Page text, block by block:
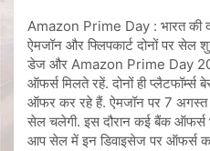
Amazon Prime Day : भारत की
ऐमजॉन और फ्लिपकार्ट दोनों पर सेल
डेज और Amazon Prime Day
ऑफर्स मिलते रहें. दोनों ही
ऑफर कर रहे हैं. ऐमजॉन पर 7 अगस्त
सेल चलेगी. इस दौरान कई बैंक ऑफर्स
आप सेल में इन डिवाइसेज पर ऑफर्स